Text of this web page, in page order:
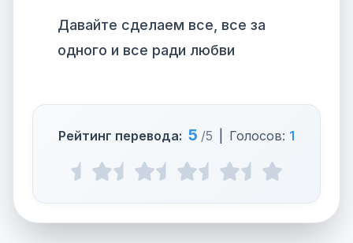
Давайте сделаем все, все за
одного и все ради любви
Рейтинг перевода: 5 /5 Голосов: 1